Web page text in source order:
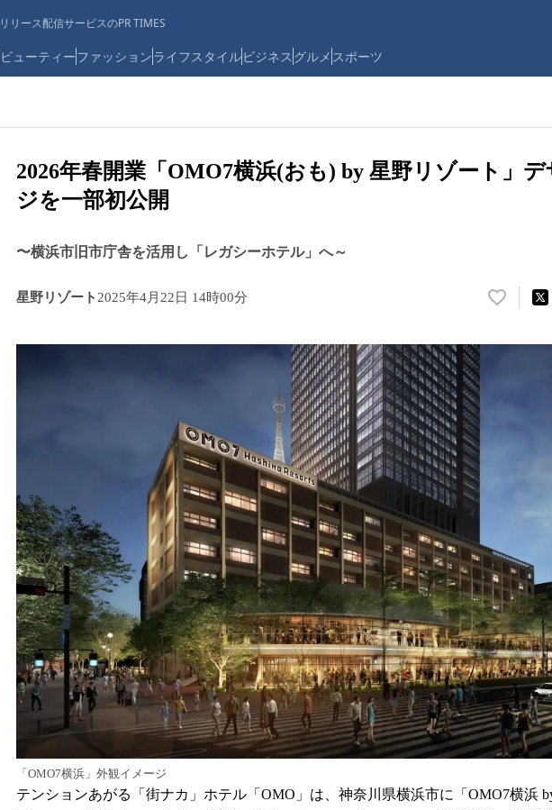
リース配信サービスのPR TIMES
ビューティーファッションライフスタイルビジネス グルメ スポーツ
2026年春開業「OMO7横浜(おも) by 星野リゾート」
ジを一部初公開
〜横浜市旧市庁舎を活用し「レガシーホテル」へ～
星野リゾート 2025年4月22日 14時00分
い
ね
「OMO7横浜」外観イメージ
テンションあがる「街ナカ」ホテル「OMO」は、神奈川県横浜市に「OMO7横浜